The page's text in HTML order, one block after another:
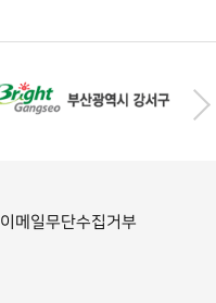
이메일무단수집거부